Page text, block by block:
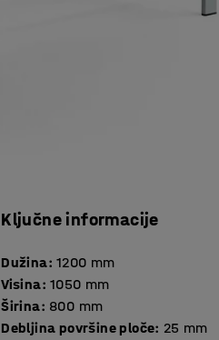
Ključne informacije
Dužina: 1200 mm
Visina: 1050 mm
Širina: 800 mm
Debljina površine ploče: 25 mm